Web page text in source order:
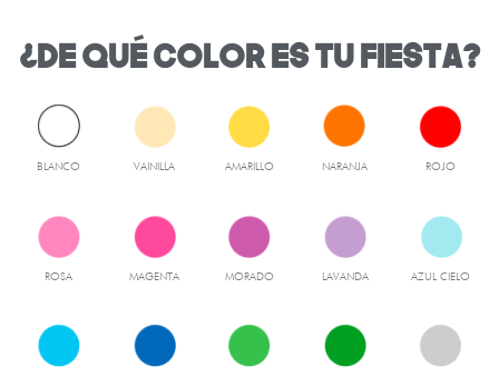
¿DE QUÉ COLOR ES TU FIESTA?
BLANCO VAINILLA AMARILLO NARANJA ROJO
ROSA MAGENTA MORADO LAVANDA AZUL CIELO